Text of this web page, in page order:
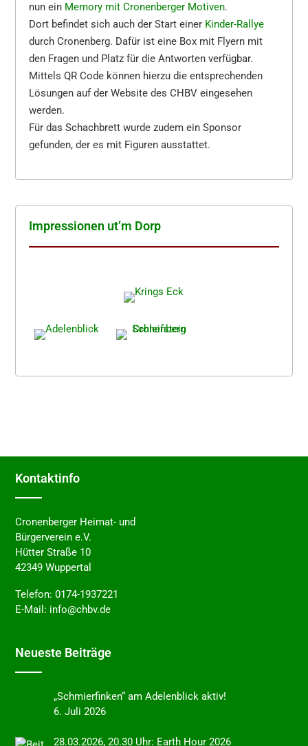
nun ein Memory mit Cronenberger Motiven.
Dort befindet sich auch der Start einer Kinder-Rallye
durch Cronenberg. Dafür ist eine Box mit Flyern mit
den Fragen und Platz für die Antworten verfügbar.
Mittels QR Code können hierzu die entsprechenden
Lösungen auf der Website des CHBV eingesehen
werden.
Für das Schachbrett wurde zudem ein Sponsor
gefunden, der es mit Figuren ausstattet.
Impres­sio­nen ut’m Dorp
Kontakt­in­fo
Cronenberger Heimat- und
Bürgerverein e.V.
Hütter Straße 10
42349 Wuppertal
Telefon: 0174-1937221
E-Mail: info@chbv.de
Neues­te Beiträge
„Schmier­fin­ken“ am Adelen­blick aktiv!
6. Juli 2026
28.03.2026, 20.30 Uhr: Earth Hour 2026